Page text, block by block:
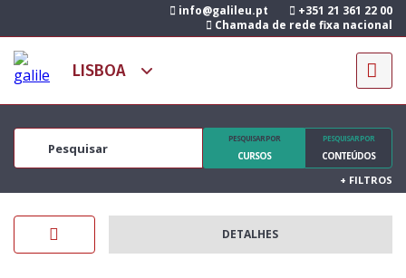
info@galileu.pt
+351 21 361 22 00
Chamada de rede fixa nacional
PESQUISAR POR
CURSOS
PESQUISAR POR
CONTEÚDOS
+ FILTROS
DETALHES